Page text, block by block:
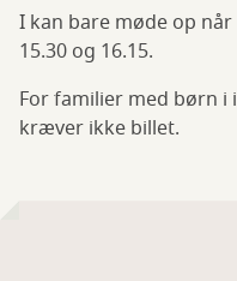
I kan bare møde op
15.30 og 16.15.
For familier med børn i
kræver ikke billet.